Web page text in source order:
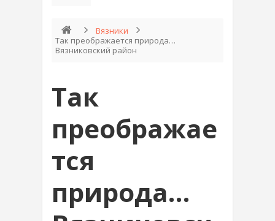
Вязники
Так преображается природа…
Вязниковский район
Так
преображае
тся
природа…